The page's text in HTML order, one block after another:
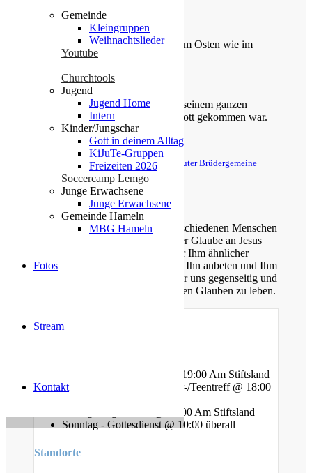
Gemeinde
Kleingruppen
Weihnachtslieder
Youtube
Churchtools
Jugend
Jugend Home
Intern
Kinder/Jungschar
Gott in deinem Alltag
KiJuTe-Gruppen
Freizeiten 2026
Soccercamp Lemgo
Junge Erwachsene
Junge Erwachsene
Gemeinde Hameln
MBG Hameln
Fotos
Stream
Kontakt
Die Losung von heute
Du machst fröhlich, was da lebet im Osten wie im
Westen.
Psalm 65,9
Der Kerkermeister freute sich mit seinem ganzen
Hause, dass er zum Glauben an Gott gekommen war.
Apostelgeschichte 16,34
© Evangelische Brüder-Unität – Herrnhuter Brüdergemeine
Weitere Informationen finden Sie hier
Unsere Gemeinde besteht aus verschiedenen Menschen
jeden Alters, die eins verbindet: der Glaube an Jesus
Christus. Gemeinsam möchten wir Ihm ähnlicher
werden, Sein Wort kennen lernen, Ihn anbeten und Ihm
nachfolgen. Dabei unterstützen wir uns gegenseitig und
ermutigen uns auch im Alltag diesen Glauben zu leben.
Mittwoch - Bibelstunde @ 19:00 Am Stiftsland
Freitag - Gebet und Kinder-/Teentreff @ 18:00
Freitag - Jugendtreff @ 20:00 Am Stiftsland
Sonntag - Gottesdienst @ 10:00 überall
Standorte